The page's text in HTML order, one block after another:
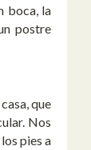
boca, la
postre
que
. Nos
pies a